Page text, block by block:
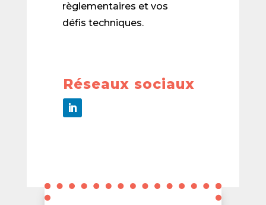
règlementaires et vos
défis techniques.
Réseaux sociaux